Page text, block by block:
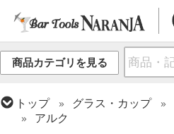
商品カテゴリを見る
トップ グラス・カップ
アルク